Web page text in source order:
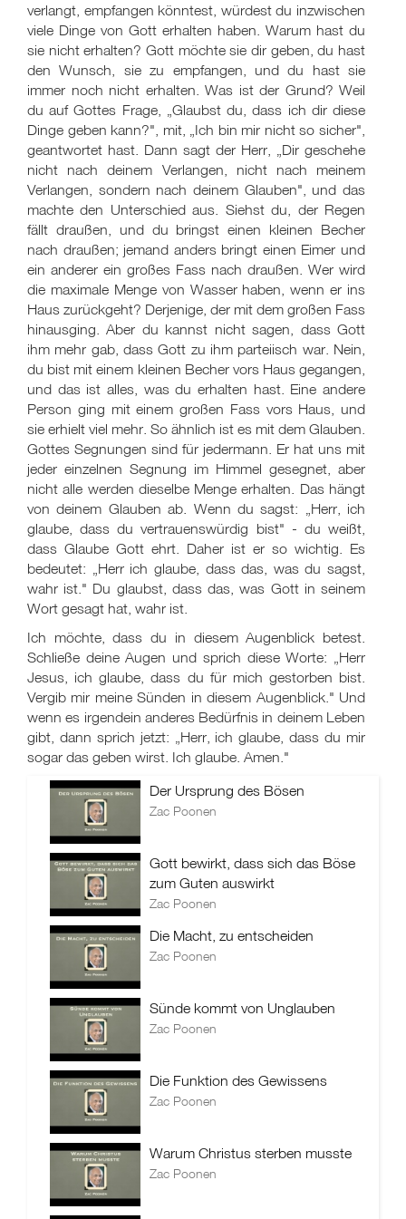
verlangt, empfangen könntest, würdest du inzwischen
viele Dinge von Gott erhalten haben. Warum hast du
sie nicht erhalten? Gott möchte sie dir geben, du hast
den Wunsch, sie zu empfangen, und du hast sie
immer noch nicht erhalten. Was ist der Grund? Weil
du auf Gottes Frage, „Glaubst du, dass ich dir diese
Dinge geben kann?", mit, „Ich bin mir nicht so sicher",
geantwortet hast. Dann sagt der Herr, „Dir geschehe
nicht nach deinem Verlangen, nicht nach meinem
Verlangen, sondern nach deinem Glauben", und das
machte den Unterschied aus. Siehst du, der Regen
fällt draußen, und du bringst einen kleinen Becher
nach draußen; jemand anders bringt einen Eimer und
ein anderer ein großes Fass nach draußen. Wer wird
die maximale Menge von Wasser haben, wenn er ins
Haus zurückgeht? Derjenige, der mit dem großen Fass
hinausging. Aber du kannst nicht sagen, dass Gott
ihm mehr gab, dass Gott zu ihm parteiisch war. Nein,
du bist mit einem kleinen Becher vors Haus gegangen,
und das ist alles, was du erhalten hast. Eine andere
Person ging mit einem großen Fass vors Haus, und
sie erhielt viel mehr. So ähnlich ist es mit dem Glauben.
Gottes Segnungen sind für jedermann. Er hat uns mit
jeder einzelnen Segnung im Himmel gesegnet, aber
nicht alle werden dieselbe Menge erhalten. Das hängt
von deinem Glauben ab. Wenn du sagst: „Herr, ich
glaube, dass du vertrauenswürdig bist" - du weißt,
dass Glaube Gott ehrt. Daher ist er so wichtig. Es
bedeutet: „Herr ich glaube, dass das, was du sagst,
wahr ist." Du glaubst, dass das, was Gott in seinem
Wort gesagt hat, wahr ist.
Ich möchte, dass du in diesem Augenblick betest.
Schließe deine Augen und sprich diese Worte: „Herr
Jesus, ich glaube, dass du für mich gestorben bist.
Vergib mir meine Sünden in diesem Augenblick." Und
wenn es irgendein anderes Bedürfnis in deinem Leben
gibt, dann sprich jetzt: „Herr, ich glaube, dass du mir
sogar das geben wirst. Ich glaube. Amen."
Der Ursprung des Bösen
Zac Poonen
Gott bewirkt, dass sich das Böse
zum Guten auswirkt
Zac Poonen
Die Macht, zu entscheiden
Zac Poonen
Sünde kommt von Unglauben
Zac Poonen
Die Funktion des Gewissens
Zac Poonen
Warum Christus sterben musste
Zac Poonen